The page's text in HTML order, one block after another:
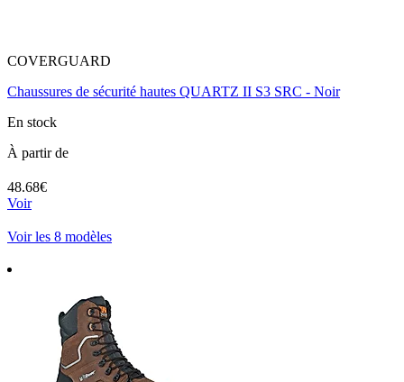
COVERGUARD
Chaussures de sécurité hautes QUARTZ II S3 SRC - Noir
En stock
À partir de
48.68€
Voir
Voir les 8 modèles